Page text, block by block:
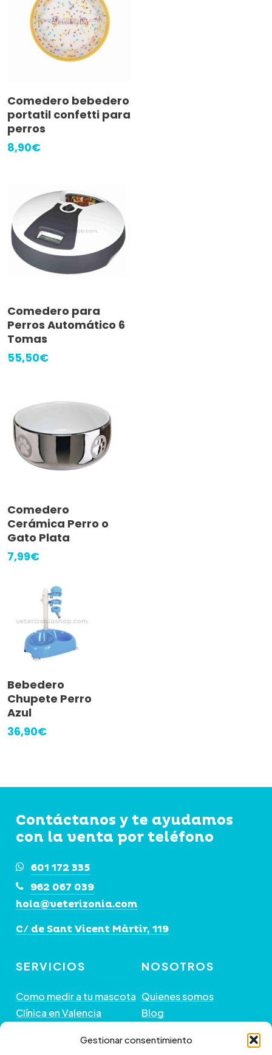
Gestionar consentimiento
Añadir Al Carrito
Comedero bebedero
portatil confetti para
perros
8,90€
Añadir Al Carrito
Comedero para
Perros Automático 6
Tomas
55,50€
Leer Más
Comedero
Cerámica Perro o
Gato Plata
7,99€
Leer Más
Bebedero
Chupete Perro
Azul
36,90€
Contáctanos y te ayudamos
con la venta por teléfono
601 172 335
962 067 039
hola@veterizonia.com
C/ de Sant Vicent Màrtir, 119
SERVICIOS
Como medir a tu mascota
Clínica en Valencia
NOSOTROS
Quienes somos
Blog